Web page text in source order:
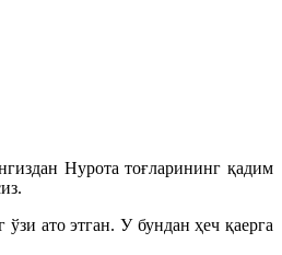
Нурота тоғларининг қадим
ато этган. У бундан ҳеч қаерга